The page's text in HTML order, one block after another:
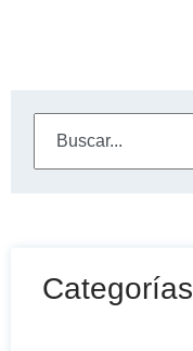
Categorías